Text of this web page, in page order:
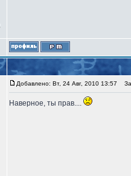
Добавлено: Вт, 24 Авг, 2010 13:57
Наверное, ты прав....